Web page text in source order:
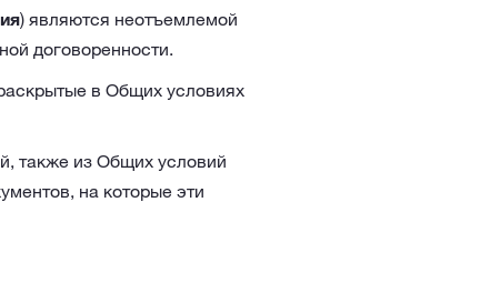
) являются неотъемлемой
договоренности.
в Общих условиях
также из Общих условий
на которые эти